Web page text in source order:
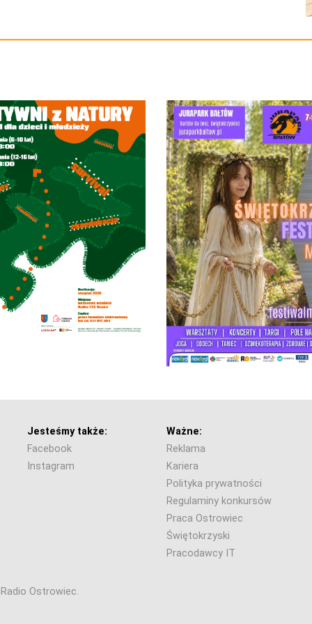
Jesteśmy także:
Facebook
Instagram
Ważne:
Reklama
Kariera
Polityka prywatności
Regulaminy konkursów
Praca Ostrowiec
Świętokrzyski
Pracodawcy IT
Ostrowiec.